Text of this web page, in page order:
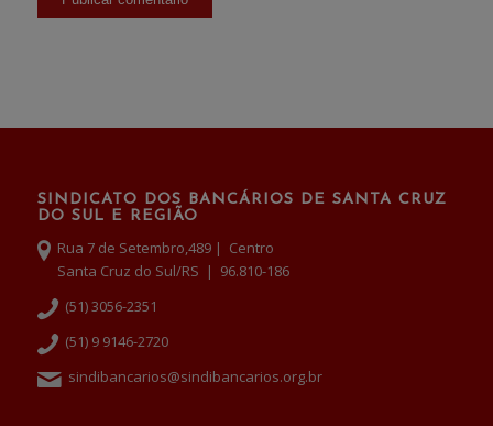
SINDICATO DOS BANCÁRIOS DE SANTA CRUZ
DO SUL E REGIÃO
Rua 7 de Setembro,489 | Centro
Santa Cruz do Sul/RS | 96.810-186
(51) 3056-2351
(51) 9 9146-2720
sindibancarios@sindibancarios.org.br